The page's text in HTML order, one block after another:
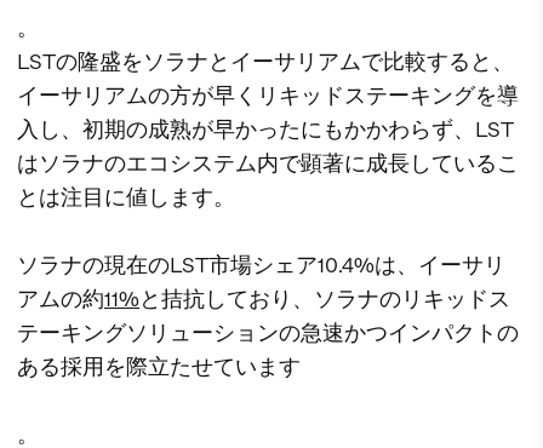
。
LSTの隆盛をソラナとイーサリアムで比較すると、
イーサリアムの方が早くリキッドステーキングを導
入し、初期の成熟が早かったにもかかわらず、LST
はソラナのエコシステム内で顕著に成長しているこ
とは注目に値します。
ソラナの現在のLST市場シェア10.4%は、イーサリ
アムの約11%と拮抗しており、ソラナのリキッドス
テーキングソリューションの急速かつインパクトの
ある採用を際立たせています
。